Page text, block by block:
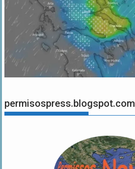
permisospress.blogspot.com